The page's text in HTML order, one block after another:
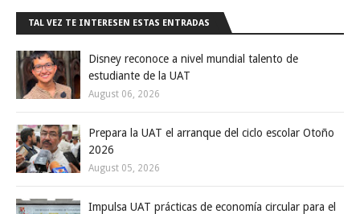
TAL VEZ TE INTERESEN ESTAS ENTRADAS
Disney reconoce a nivel mundial talento de
estudiante de la UAT
August 06, 2026
Prepara la UAT el arranque del ciclo escolar Otoño
2026
August 05, 2026
Impulsa UAT prácticas de economía circular para el